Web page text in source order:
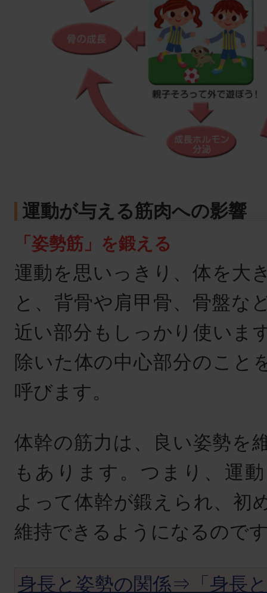
運動が与える筋肉への影響
「姿勢筋」を鍛える
運動を思いっきり、体を大
と、背骨や肩甲骨、骨盤な
近い部分もしっかり使いま
除いた体の中心部分のこと
呼びます。
体幹の筋力は、良い姿勢を
もあります。つまり、運
よって体幹が鍛えられ、初
維持できるようになるので
身長と姿勢の関係⇒「身長